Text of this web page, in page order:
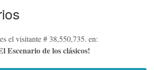
el visitante # 38,550,735. en:
Escenario de los clásicos!